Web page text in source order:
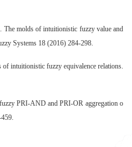
molds of intuitionistic fuzzy value and
Systems 18 (2016) 284-298.
intuitionistic fuzzy equivalence relations.
PRI-AND and PRI-OR aggregation o